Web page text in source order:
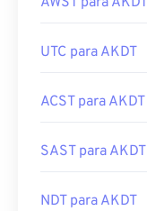
UTC para AKDT
ACST para AKDT
SAST para AKDT
NDT para AKDT